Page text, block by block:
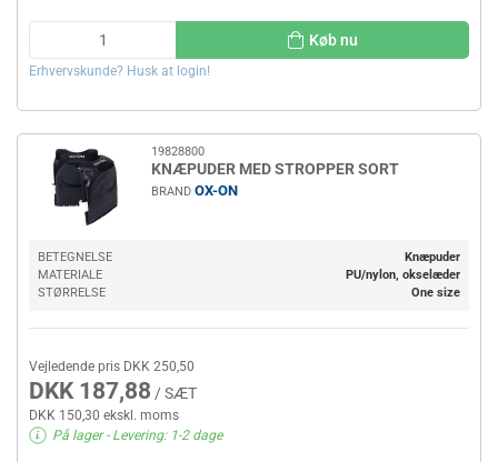
Køb nu
Erhvervskunde? Husk at login!
19828800
KNÆPUDER MED STROPPER SORT
BRAND OX-ON
BETEGNELSE
Knæpuder
MATERIALE
PU/nylon, okselæder
STØRRELSE
One size
Vejledende pris DKK 250,50
DKK 187,88 / SÆT
DKK 150,30 ekskl. moms
På lager- Levering: 1-2 dage